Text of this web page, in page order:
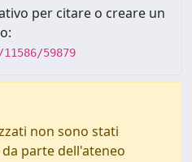
per citare o creare un
59879
non sono stati
parte dell'ateneo